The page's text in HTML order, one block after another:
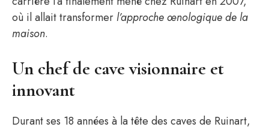
où il allait transformer l’approche œnologique de la
maison.
Un chef de cave visionnaire et
innovant
Durant ses 18 années à la tête des caves de Ruinart,